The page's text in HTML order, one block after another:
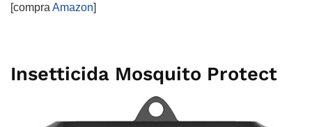
[compra Amazon]
Insetticida Mosquito Protect